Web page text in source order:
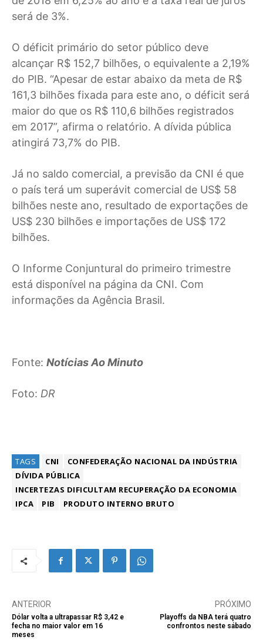
será de 3%.
O déficit primário do setor público deve
alcançar R$ 152,7 bilhões, o equivalente a 2,19%
do PIB. “Apesar de estar abaixo da meta de R$
161,3 bilhões fixada para este ano, o déficit será
maior do que os R$ 110,6 bilhões registrados
em 2017”, afirma o relatório. A dívida pública
atingirá 73,7% do PIB.
Já no saldo comercial, a previsão da CNI é que
o país terá um superávit comercial de US$ 58
bilhões neste ano, resultado de exportações de
US$ 230 bilhões e importações de US$ 172
bilhões.
O Informe Conjuntural do primeiro trimestre
está disponível na página da CNI. Com
informações da Agência Brasil.
Fonte: Notícias Ao Minuto
Foto: DR
TAGS CNI
CONFEDERAÇÃO NACIONAL DA INDÚSTRIA
DÍVIDA PÚBLICA
INCERTEZAS DIFICULTAM RECUPERAÇÃO DA ECONOMIA
IPCA
PIB PRODUTO INTERNO BRUTO
ANTERIOR
Dólar volta a ultrapassar R$ 3,42 e
fecha no maior valor em 16
meses
PRÓXIMO
Playoffs da NBA terá quatro
confrontos neste sábado